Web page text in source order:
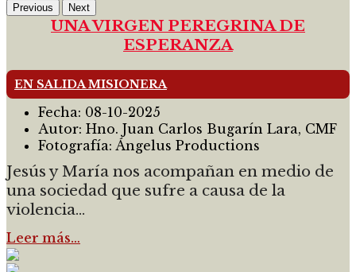
Previous Next
UNA VIRGEN PEREGRINA DE
ESPERANZA
EN SALIDA MISIONERA
Fecha: 08-10-2025
Autor: Hno. Juan Carlos Bugarín Lara, CMF
Fotografía: Ángelus Productions
Jesús y María nos acompañan en medio de
una sociedad que sufre a causa de la
violencia...
Leer más…